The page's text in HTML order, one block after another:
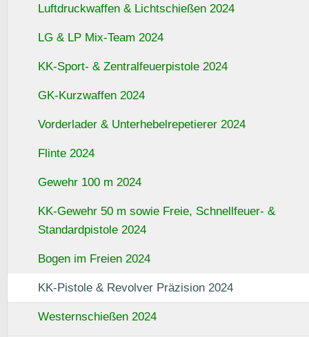
Luftdruckwaffen & Lichtschießen 2024
LG & LP Mix-Team 2024
KK-Sport- & Zentralfeuerpistole 2024
GK-Kurzwaffen 2024
Vorderlader & Unterhebelrepetierer 2024
Flinte 2024
Gewehr 100 m 2024
KK-Gewehr 50 m sowie Freie, Schnellfeuer- &
Standardpistole 2024
Bogen im Freien 2024
KK-Pistole & Revolver Präzision 2024
Westernschießen 2024